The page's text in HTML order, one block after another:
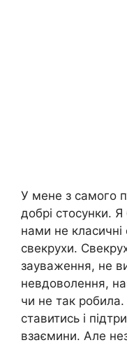
У мене з самого
добрі стосунки.
нами не класичні
свекрухи.
зауваження, не
невдоволення,
чи не так
ставитись і
взаємини. Але